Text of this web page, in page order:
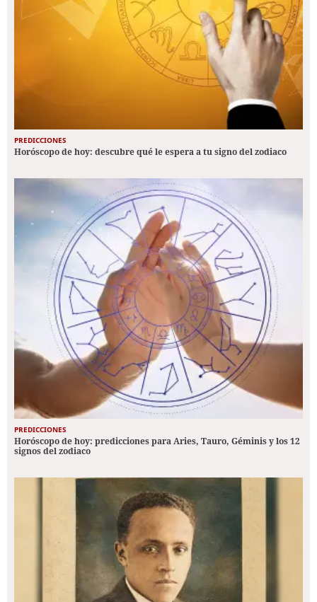
PREDICCIONES
Horóscopo de hoy: descubre qué le espera a tu signo del zodiaco
PREDICCIONES
Horóscopo de hoy: predicciones para Aries, Tauro, Géminis y los 12
signos del zodiaco